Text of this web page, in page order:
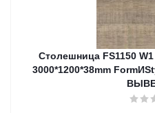
Столешница FS1150
3000*1200*38mm